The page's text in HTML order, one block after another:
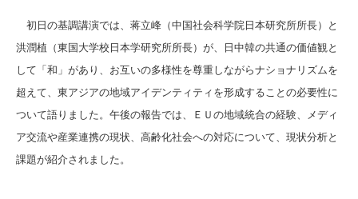
初日の基調講演では、蒋立峰（中国社会科学院日本研究所所長）と
洪潤植（東国大学校日本学研究所所長）が、日中韓の共通の価値観と
して「和」があり、お互いの多様性を尊重しながらナショナリズムを
超えて、東アジアの地域アイデンティティを形成することの必要性に
ついて語りました。午後の報告では、ＥＵの地域統合の経験、メディ
ア交流や産業連携の現状、高齢化社会への対応について、現状分析と
課題が紹介されました。